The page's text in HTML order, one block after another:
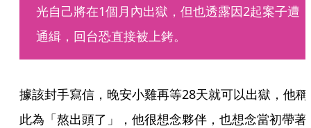
光自己將在1個月內出獄，但也透露因2起案子遭
通緝，回台恐直接被上銬。
據該封手寫信，晚安小雞再等28天就可以出獄，他稱
此為「熬出頭了」，他很想念夥伴，也想念當初帶著